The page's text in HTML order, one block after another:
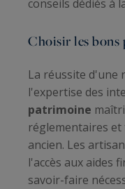
conseils dédiés à
Choisir les bons
La réussite d'une
l'expertise des
patrimoine
réglementaires et
ancien. Les
l'accès aux aides
savoir-faire